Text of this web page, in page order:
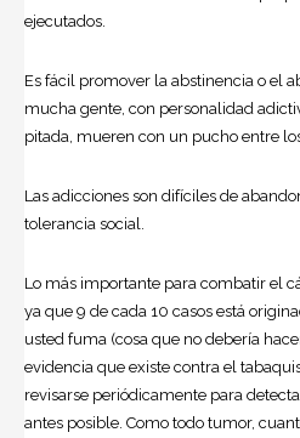
ejecutados.
Es fácil promover la abstinencia o el
mucha gente, con personalidad
pitada, mueren con un pucho entre
Las adicciones son difíciles de
tolerancia social.
Lo más importante para combatir el
ya que 9 de cada 10 casos está
usted fuma (cosa que no debería
evidencia que existe contra el
revisarse periódicamente para
antes posible. Como todo tumor,